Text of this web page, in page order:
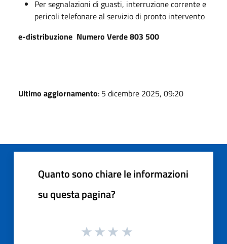
Per segnalazioni di guasti, interruzione corrente e
pericoli telefonare al servizio di pronto intervento
e-distribuzione Numero Verde 803 500
Ultimo aggiornamento: 5 dicembre 2025, 09:20
Quanto sono chiare le informazioni
su questa pagina?